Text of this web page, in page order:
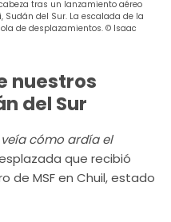
tras un lanzamiento aéreo
Sudán del Sur. La escalada de la
de desplazamientos. © Isaac
nuestros
del Sur
cómo ardía el
que recibió
de MSF en Chuil, estado